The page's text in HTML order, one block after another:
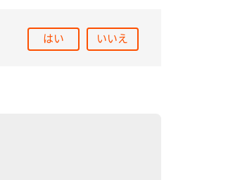
はい いいえ